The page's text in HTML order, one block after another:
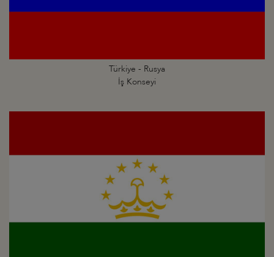
Türkiye - Rusya
İş Konseyi